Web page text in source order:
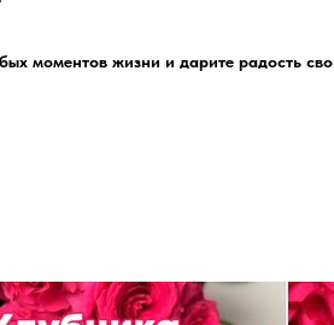
моментов жизни и дарите радость